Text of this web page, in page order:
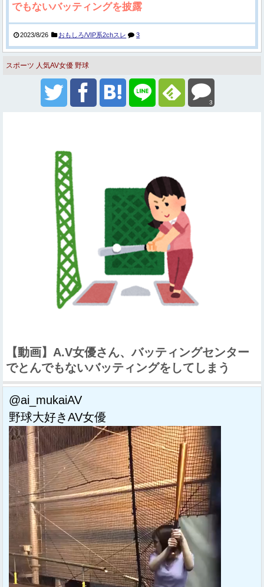
でもないバッティングを披露
2023/8/26 おもしろ/VIP系2chスレ 3
スポーツ 人気AV女優 野球
3
【動画】A.V女優さん、バッティングセンター
でとんでもないバッティングをしてしまう
@ai_mukaiAV
野球大好きAV女優